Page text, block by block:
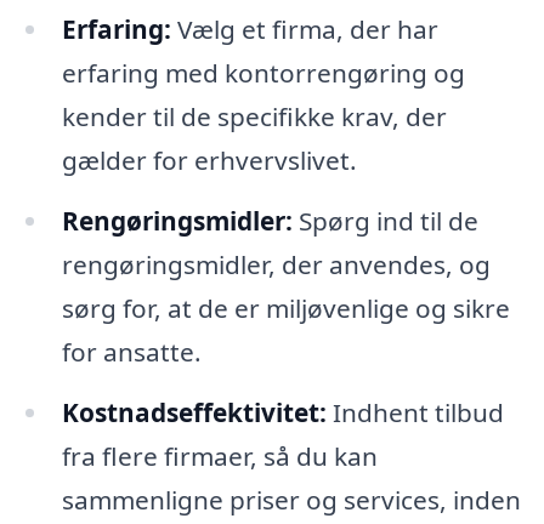
Erfaring: Vælg et firma, der har
erfaring med kontorrengøring og
kender til de specifikke krav, der
gælder for erhvervslivet.
Rengøringsmidler: Spørg ind til de
rengøringsmidler, der anvendes, og
sørg for, at de er miljøvenlige og sikre
for ansatte.
Kostnadseffektivitet: Indhent tilbud
fra flere firmaer, så du kan
sammenligne priser og services, inden